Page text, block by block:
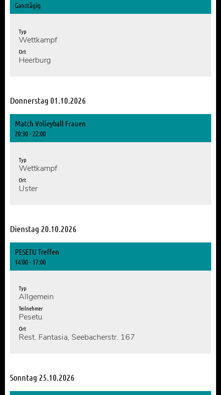
Ganztägig
Typ
Wettkampf
Ort
Heerburg
Donnerstag 01.10.2026
Match Volleyball Frauen
20:30 - 22:00
Typ
Wettkampf
Ort
Uster
Dienstag 20.10.2026
PESETU Treffen
14:00 - 17:00
Typ
Allgemein
Teilnehmer
Pesetu
Ort
Rest. Fantasia, Seebacherstr. 167
Sonntag 25.10.2026